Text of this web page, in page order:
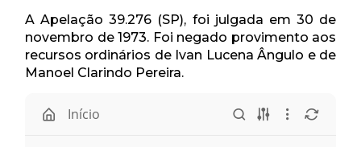
A Apelação 39.276 (SP), foi julgada em 30 de
novembro de 1973. Foi negado provimento aos
recursos ordinários de Ivan Lucena Ângulo e de
Manoel Clarindo Pereira.
Início